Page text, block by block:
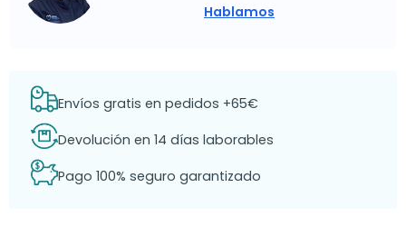
Hablamos
Envíos gratis en pedidos +65€
Devolución en 14 días laborables
Pago 100% seguro garantizado